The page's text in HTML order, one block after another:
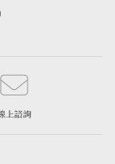
上諮詢